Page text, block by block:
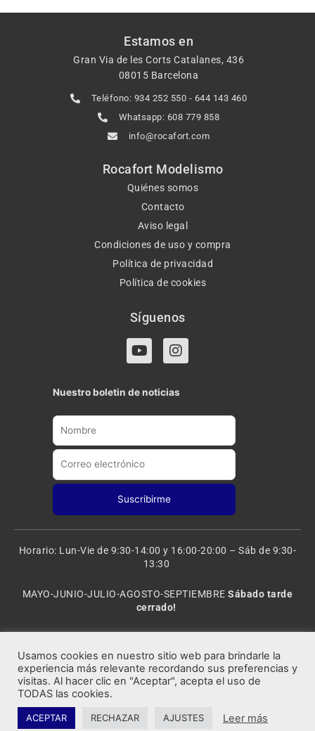
Estamos en
Gran Via de les Corts Catalanes, 436
08015 Barcelona
Teléfono: 934 252 550 - 644 143 460
Whatsapp: 608 779 858
info@rocafort.com
Rocafort Modelismo
Quiénes somos
Contacto
Aviso legal
Condiciones de uso y compra
Política de privacidad
Política de cookies
Síguenos
Y
o
t
u
b
I
n
t
a
g
a
Nuestro boletin de noticias
Horario: Lun-Vie de 9:30-14:00 y 16:00-20:00 – Sáb de 9:30-
13:30
MAYO-JUNIO-JULIO-AGOSTO-SEPTIEMBRESábado tarde
cerrado!
Rocafort Modelismo | Copyright 2021 © Todos los derechos
Usamos cookies en nuestro sitio web para brindarle la
experiencia más relevante recordando sus preferencias y
visitas. Al hacer clic en "Aceptar", acepta el uso de
TODAS las cookies.
ACEPTAR RECHAZAR AJUSTES Leer más